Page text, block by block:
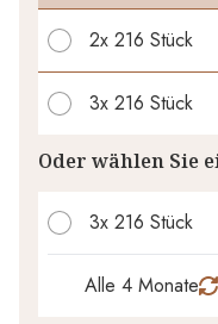
2x 216 Stück
3x 216 Stück
Ihr
1 € 0,00
Oder wählen Sie
3x 216 Stück
Alle 4 Monate